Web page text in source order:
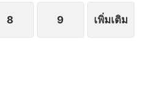
8 9 เพิ่มเติม